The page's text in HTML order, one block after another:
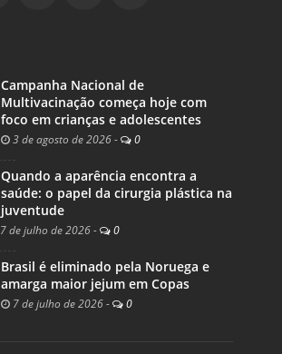
Campanha Nacional de
Multivacinação começa hoje com
foco em crianças e adolescentes
3 de agosto de 2026 - 0
Quando a aparência encontra a
saúde: o papel da cirurgia plástica na
juventude
7 de julho de 2026 - 0
Brasil é eliminado pela Noruega e
amarga maior jejum em Copas
7 de julho de 2026 - 0